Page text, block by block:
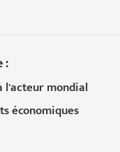
:
l'acteur mondial
économiques